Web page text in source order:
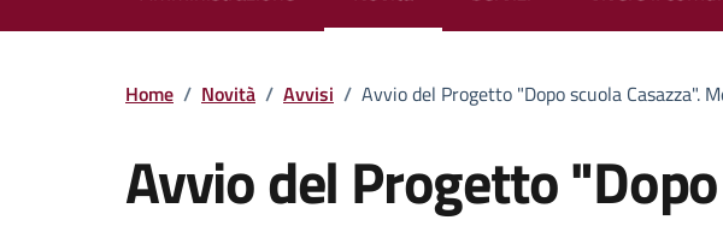
Home / Novità / Avvisi / Avvio del Progetto "Dopo scuola
Avvio del Progetto